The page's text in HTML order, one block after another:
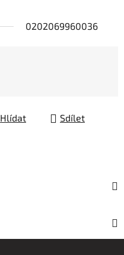
0202069960036
Hlídat Sdílet